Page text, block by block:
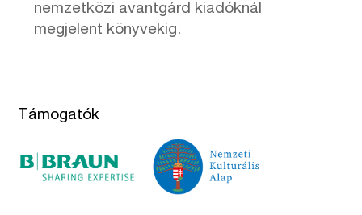
nemzetközi avantgárd kiadóknál
megjelent könyvekig.
Támogatók